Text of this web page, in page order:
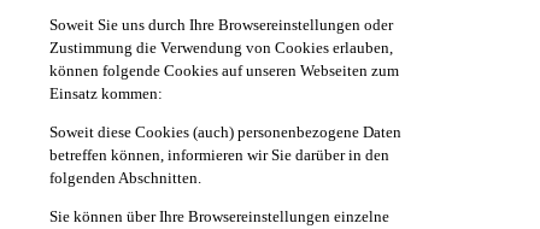
Soweit Sie uns durch Ihre Browsereinstellungen oder
Zustimmung die Verwendung von Cookies erlauben,
können folgende Cookies auf unseren Webseiten zum
Einsatz kommen:
Soweit diese Cookies (auch) personenbezogene Daten
betreffen können, informieren wir Sie darüber in den
folgenden Abschnitten.
Sie können über Ihre Browsereinstellungen einzelne